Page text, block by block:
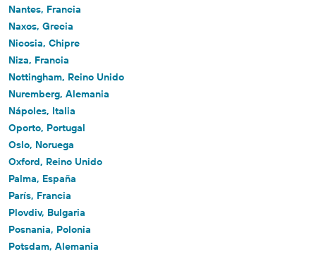
Nantes, Francia
Naxos, Grecia
Nicosia, Chipre
Niza, Francia
Nottingham, Reino Unido
Nuremberg, Alemania
Nápoles, Italia
Oporto, Portugal
Oslo, Noruega
Oxford, Reino Unido
Palma, España
París, Francia
Plovdiv, Bulgaria
Posnania, Polonia
Potsdam, Alemania